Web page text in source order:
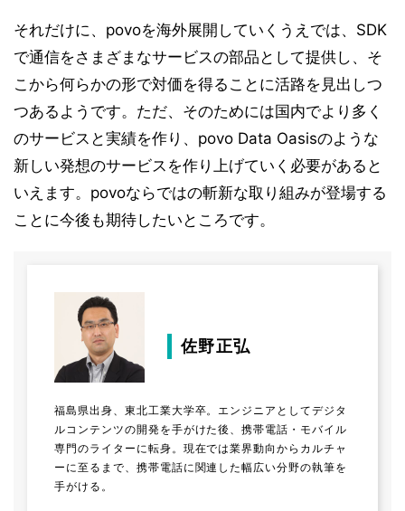
それだけに、povoを海外展開していくうえでは、SDK
で通信をさまざまなサービスの部品として提供し、そ
こから何らかの形で対価を得ることに活路を見出しつ
つあるようです。ただ、そのためには国内でより多く
のサービスと実績を作り、povo Data Oasisのような
新しい発想のサービスを作り上げていく必要があると
いえます。povoならではの斬新な取り組みが登場する
ことに今後も期待したいところです。
佐野正弘
福島県出身、東北工業大学卒。エンジニアとしてデジタ
ルコンテンツの開発を手がけた後、携帯電話・モバイル
専門のライターに転身。現在では業界動向からカルチャ
ーに至るまで、携帯電話に関連した幅広い分野の執筆を
手がける。